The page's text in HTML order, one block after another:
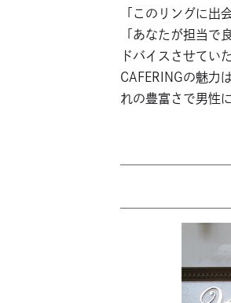
「このリングに出
「あなたが担当で
ドバイスさせてい
CAFERINGの魅力
れの豊富さで男性